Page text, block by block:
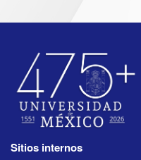
Sitios internos